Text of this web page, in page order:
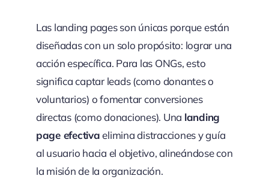
Las landing pages son únicas porque están
diseñadas con un solo propósito: lograr una
acción específica. Para las ONGs, esto
significa captar leads (como donantes o
voluntarios) o fomentar conversiones
directas (como donaciones). Una landing
page efectivaelimina distracciones y guía
al usuario hacia el objetivo, alineándose con
la misión de la organización.